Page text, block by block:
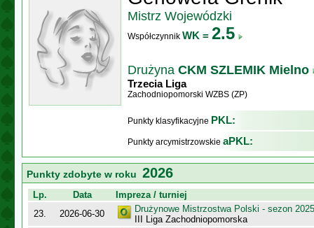
Mistrz Wojewódzki
Współczynnik WK = 2.5
Drużyna CKM SZLEMIK Mielno
Trzecia Liga
Zachodniopomorski WZBS (ZP)
Punkty klasyfikacyjne PKL:
Punkty arcymistrzowskie aPKL:
Punkty zdobyte w roku 2026
Lp. Data
Impreza / turniej
23.
2026-06-30
Drużynowe Mistrzostwa Polski - sezon
III Liga Zachodniopomorska